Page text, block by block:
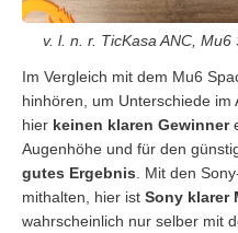
v. l. n. r. TicKasa ANC,
Im Vergleich mit dem Mu6
hinhören, um Unterschiede im
hier keinen klaren Gewinner
Augenhöhe und für den
gutes Ergebnis. Mit den
mithalten, hier ist Sony klarer
wahrscheinlich nur selber mit